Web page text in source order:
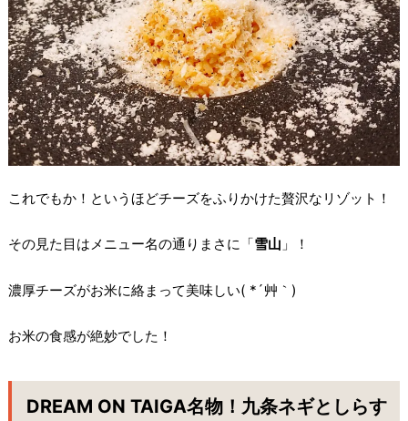
これでもか！というほどチーズをふりかけた贅沢なリゾット！
その見た目はメニュー名の通りまさに「雪山 」！
濃厚チーズがお米に絡まって美味しい( *´艸｀)
お米の食感が絶妙でした！
DREAM ON TAIGA名物！九条ネギとしらす